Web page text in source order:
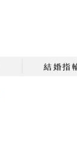
結婚指